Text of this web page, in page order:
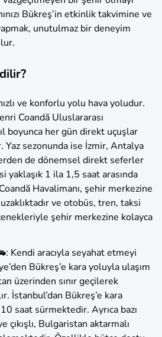
Bükreş’in etkinlik takvimine ve
unutulmaz bir deneyim
ve konforlu yolu hava yoludur.
Coandă Uluslararası
boyunca her gün direkt uçuşlar
sezonunda ise İzmir, Antalya
de dönemsel direkt seferler
yaklaşık 1 ila 1,5 saat arasında
Havalimanı, şehir merkezine
ve otobüs, tren, taksi
şehir merkezine kolayca
: Kendi aracıyla seyahat etmeyi
Bükreş’e kara yoluyla ulaşım
üzerinden sınır geçilerek
İstanbul’dan Bükreş’e kara
saat sürmektedir. Ayrıca bazı
çıkışlı, Bulgaristan aktarmalı